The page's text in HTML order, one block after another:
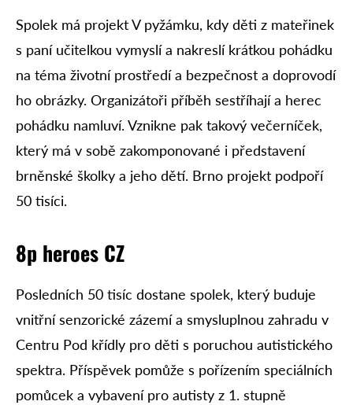
Spolek má projekt V pyžámku, kdy děti z mateřinek
s paní učitelkou vymyslí a nakreslí krátkou pohádku
na téma životní prostředí a bezpečnost a doprovodí
ho obrázky. Organizátoři příběh sestříhají a herec
pohádku namluví. Vznikne pak takový večerníček,
který má v sobě zakomponované i představení
brněnské školky a jeho dětí. Brno projekt podpoří
50 tisíci.
8p heroes CZ
Posledních 50 tisíc dostane spolek, který buduje
vnitřní senzorické zázemí a smysluplnou zahradu v
Centru Pod křídly pro děti s poruchou autistického
spektra. Příspěvek pomůže s pořízením speciálních
pomůcek a vybavení pro autisty z 1. stupně